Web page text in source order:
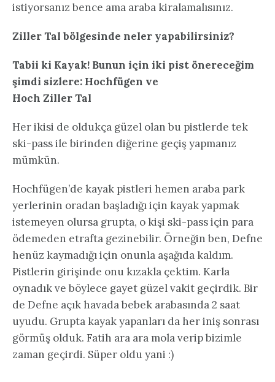
istiyorsanız bence ama araba kiralamalısınız.
Ziller Tal bölgesinde neler yapabilirsiniz?
Tabii ki Kayak! Bunun için iki pist önereceğim
şimdi sizlere: Hochfügen ve
Hoch Ziller Tal
Her ikisi de oldukça güzel olan bu pistlerde tek
ski-pass ile birinden diğerine geçiş yapmanız
mümkün.
Hochfügen’de kayak pistleri hemen araba park
yerlerinin oradan başladığı için kayak yapmak
istemeyen olursa grupta, o kişi ski-pass için para
ödemeden etrafta gezinebilir. Örneğin ben, Defne
henüz kaymadığı için onunla aşağıda kaldım.
Pistlerin girişinde onu kızakla çektim. Karla
oynadık ve böylece gayet güzel vakit geçirdik. Bir
de Defne açık havada bebek arabasında 2 saat
uyudu. Grupta kayak yapanları da her iniş sonrası
görmüş olduk. Fatih ara ara mola verip bizimle
zaman geçirdi. Süper oldu yani :)